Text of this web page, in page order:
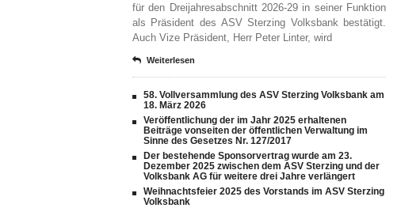
für den Dreijahresabschnitt 2026-29 in seiner Funktion
als Präsident des ASV Sterzing Volksbank bestätigt.
Auch Vize Präsident, Herr Peter Linter, wird
Weiterlesen
58. Vollversammlung des ASV Sterzing Volksbank am
18. März 2026
Veröffentlichung der im Jahr 2025 erhaltenen
Beiträge vonseiten der öffentlichen Verwaltung im
Sinne des Gesetzes Nr. 127/2017
Der bestehende Sponsorvertrag wurde am 23.
Dezember 2025 zwischen dem ASV Sterzing und der
Volksbank AG für weitere drei Jahre verlängert
Weihnachtsfeier 2025 des Vorstands im ASV Sterzing
Volksbank